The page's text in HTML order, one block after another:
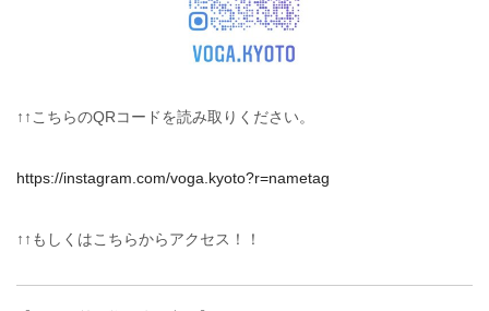
↑↑こちらのQRコードを読み取りください。
https://instagram.com/voga.kyoto?r=nametag
↑↑もしくはこちらからアクセス！！